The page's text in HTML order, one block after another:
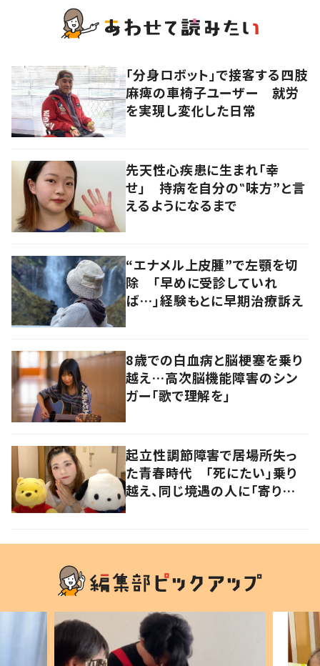
「分身ロボット」で接客する四肢
麻痺の車椅子ユーザー 就労
を実現し変化した日常
先天性心疾患に生まれ「幸
せ」 持病を自分の‟味方”と言
えるようになるまで
“エナメル上皮腫”で左顎を切
除 「早めに受診していれ
ば…」経験もとに早期治療訴え
8歳での白血病と脳梗塞を乗り
越え…高次脳機能障害のシン
ガー「歌で理解を」
起立性調節障害で居場所失っ
た青春時代 「死にたい」乗り
越え、同じ境遇の人に「寄り添